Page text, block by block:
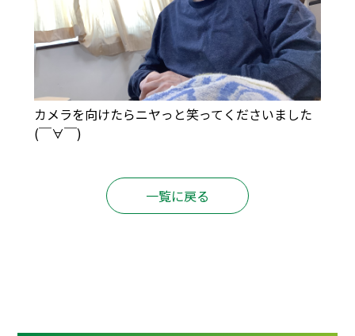
カメラを向けたらニヤっと笑ってくださいました
(￣∀￣)
一覧に戻る